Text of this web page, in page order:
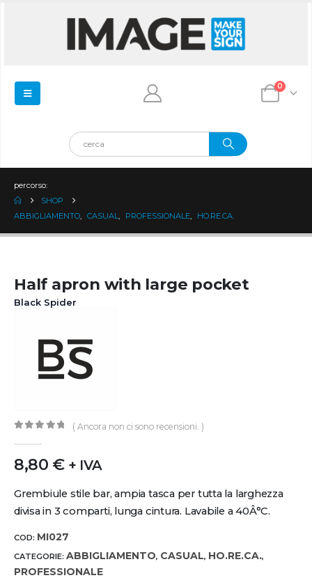
0
percorso:
SHOP
ABBIGLIAMENTO
CASUAL PROFESSIONALE HO.RE.CA.
Half apron with large pocket
Black Spider
( Ancora non ci sono recensioni. )
8,80 € + IVA
Grembiule stile bar, ampia tasca per tutta la larghezza
divisa in 3 comparti, lunga cintura. Lavabile a 40Â°C.
COD: MI027
CATEGORIE: ABBIGLIAMENTO, CASUAL, HO.RE.CA.,
PROFESSIONALE